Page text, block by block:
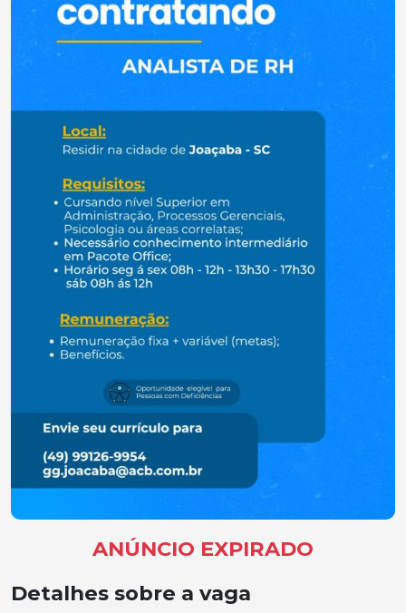
ANÚNCIO EXPIRADO
Detalhes sobre a vaga